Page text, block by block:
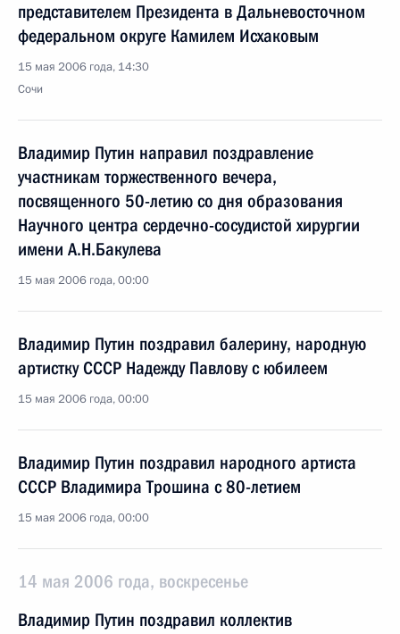
представителем Президента в Дальневосточном
федеральном округе Камилем Исхаковым
15 мая 2006 года, 14:30
Сочи
Владимир Путин направил поздравление
участникам торжественного вечера,
посвященного 50-летию со дня образования
Научного центра сердечно-сосудистой хирургии
имени А.Н.Бакулева
15 мая 2006 года, 00:00
Владимир Путин поздравил балерину, народную
артистку СССР Надежду Павлову с юбилеем
15 мая 2006 года, 00:00
Владимир Путин поздравил народного артиста
СССР Владимира Трошина с 80-летием
15 мая 2006 года, 00:00
14 мая 2006 года, воскресенье
Владимир Путин поздравил коллектив